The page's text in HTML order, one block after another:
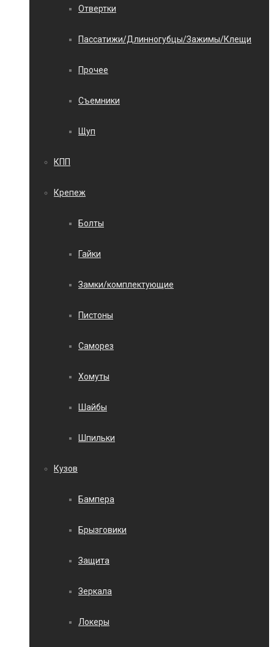
Отвертки
Пассатижи/Длинногубцы/Зажимы/Клещи
Прочее
Съемники
Щуп
КПП
Крепеж
Болты
Гайки
Замки/комплектующие
Пистоны
Саморез
Хомуты
Шайбы
Шпильки
Кузов
Бампера
Брызговики
Защита
Зеркала
Локеры